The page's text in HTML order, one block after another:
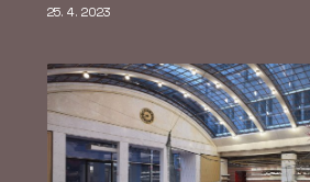
25. 4. 2023